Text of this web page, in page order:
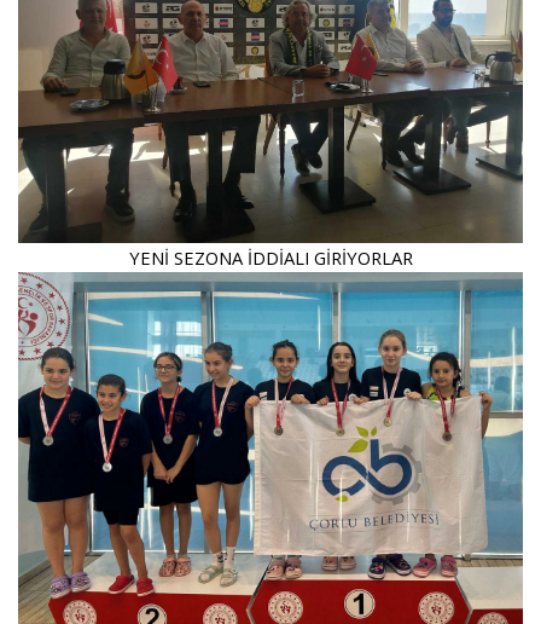
YENİ SEZONA İDDİALI GİRİYORLAR